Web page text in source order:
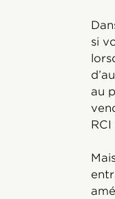
si
au